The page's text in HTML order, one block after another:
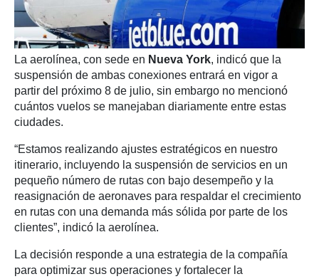
La aerolínea, con sede en Nueva York, indicó que la
suspensión de ambas conexiones entrará en vigor a
partir del próximo 8 de julio, sin embargo no mencionó
cuántos vuelos se manejaban diariamente entre estas
ciudades.
“Estamos realizando ajustes estratégicos en nuestro
itinerario, incluyendo la suspensión de servicios en un
pequeño número de rutas con bajo desempeño y la
reasignación de aeronaves para respaldar el crecimiento
en rutas con una demanda más sólida por parte de los
clientes”, indicó la aerolínea.
La decisión responde a una estrategia de la compañía
para optimizar sus operaciones y fortalecer la